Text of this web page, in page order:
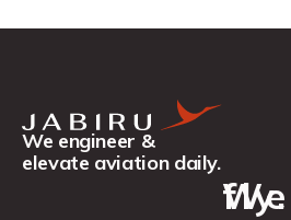
We engineer &
elevate aviation daily.
We can all fly.